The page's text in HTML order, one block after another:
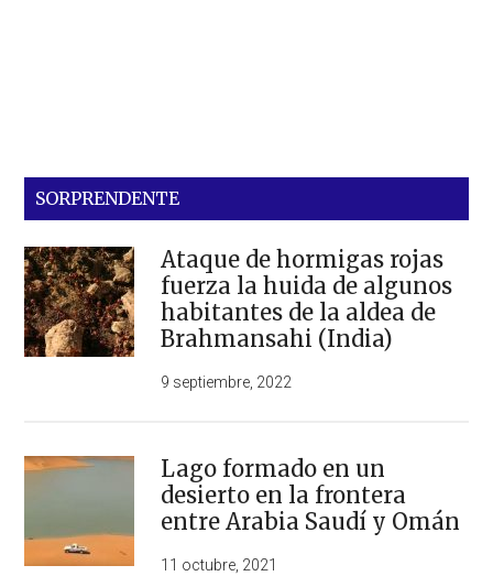
SORPRENDENTE
Ataque de hormigas rojas
fuerza la huida de algunos
habitantes de la aldea de
Brahmansahi (India)
9 septiembre, 2022
Lago formado en un
desierto en la frontera
entre Arabia Saudí y Omán
11 octubre, 2021